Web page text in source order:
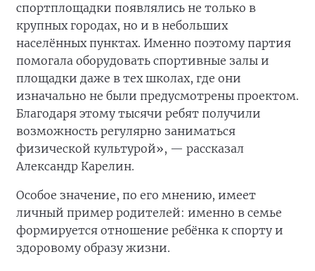
спортплощадки появлялись не только в
крупных городах, но и в небольших
населённых пунктах. Именно поэтому партия
помогала оборудовать спортивные залы и
площадки даже в тех школах, где они
изначально не были предусмотрены проектом.
Благодаря этому тысячи ребят получили
возможность регулярно заниматься
физической культурой», — рассказал
Александр Карелин.
Особое значение, по его мнению, имеет
личный пример родителей: именно в семье
формируется отношение ребёнка к спорту и
здоровому образу жизни.